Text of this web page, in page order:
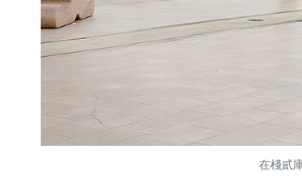
在棧貳